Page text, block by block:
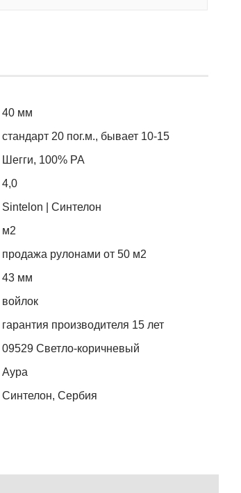
40 мм
стандарт 20 пог.м., бывает 10-15
Шегги, 100% PA
4,0
Sintelon | Синтелон
м2
продажа рулонами от 50 м2
43 мм
войлок
гарантия производителя 15 лет
09529 Светло-коричневый
Аура
Синтелон, Сербия